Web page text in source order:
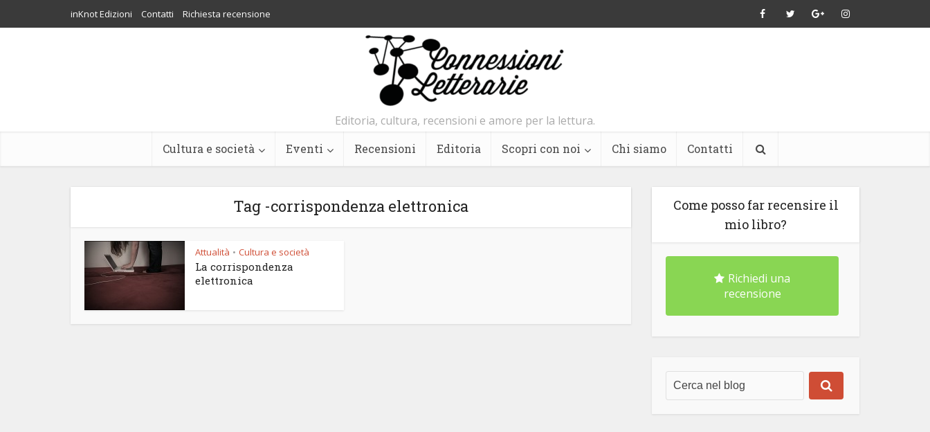
inKnot Edizioni Contatti Richiesta recensione
Editoria, cultura, recensioni e amore per la lettura.
Cultura e società Eventi Recensioni Editoria Scopri con noi Chi siamo Contatti
Tag -corrispondenza elettronica
Attualità • Cultura e società
La corrispondenza
elettronica
Come posso far recensire il
mio libro?
Richiedi una
recensione